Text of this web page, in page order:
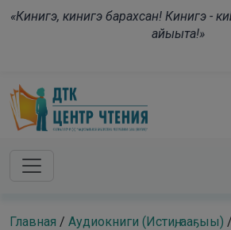
«Кинигэ, кинигэ барахсан! Кинигэ -
айыыта!»
Skip to main content
Главная / Аудиокниги (Истиҥ, ааҕыы) /
modal-